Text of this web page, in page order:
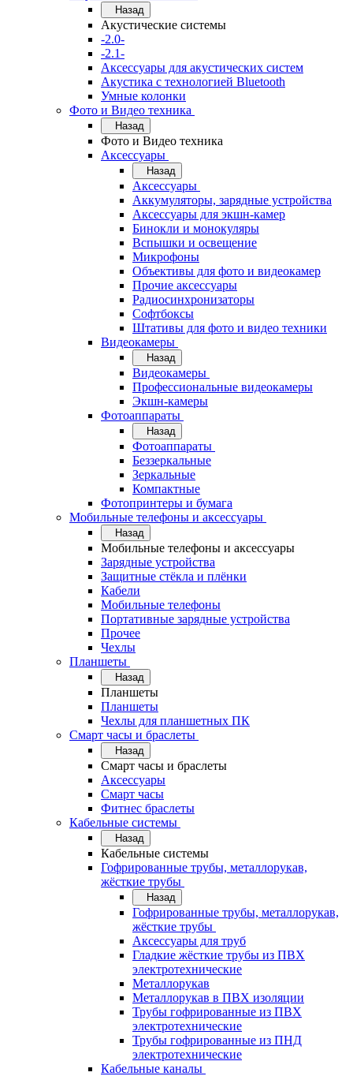
Назад
Акустические системы
-2.0-
-2.1-
Аксессуары для акустических систем
Акустика с технологией Bluetooth
Умные колонки
Фото и Видео техника
Назад
Фото и Видео техника
Аксессуары
Назад
Аксессуары
Аккумуляторы, зарядные устройства
Аксессуары для экшн-камер
Бинокли и монокуляры
Вспышки и освещение
Микрофоны
Объективы для фото и видеокамер
Прочие аксессуары
Радиосинхронизаторы
Софтбоксы
Штативы для фото и видео техники
Видеокамеры
Назад
Видеокамеры
Профессиональные видеокамеры
Экшн-камеры
Фотоаппараты
Назад
Фотоаппараты
Беззеркальные
Зеркальные
Компактные
Фотопринтеры и бумага
Мобильные телефоны и аксессуары
Назад
Мобильные телефоны и аксессуары
Зарядные устройства
Защитные стёкла и плёнки
Кабели
Мобильные телефоны
Портативные зарядные устройства
Прочее
Чехлы
Планшеты
Назад
Планшеты
Планшеты
Чехлы для планшетных ПК
Смарт часы и браслеты
Назад
Смарт часы и браслеты
Аксессуары
Смарт часы
Фитнес браслеты
Кабельные системы
Назад
Кабельные системы
Гофрированные трубы, металлорукав,
жёсткие трубы
Назад
Гофрированные трубы, металлорукав,
жёсткие трубы
Аксессуары для труб
Гладкие жёсткие трубы из ПВХ
электротехнические
Металлорукав
Металлорукав в ПВХ изоляции
Трубы гофрированные из ПВХ
электротехнические
Трубы гофрированные из ПНД
электротехнические
Кабельные каналы